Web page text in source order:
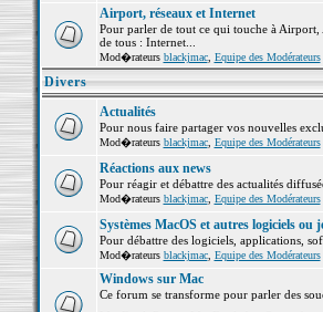
Airport, réseaux et Internet
Pour parler de tout ce qui touche à
de tous : Internet...
Mod�rateurs blackjmac, Equipe des Modérateurs
Divers
Actualités
Pour nous faire partager vos nouvelles
Mod�rateurs blackjmac, Equipe des Modérateurs
Réactions aux news
Pour réagir et débattre des actualités
Mod�rateurs blackjmac, Equipe des Modérateurs
Systèmes MacOS et autres logiciels ou
Pour débattre des logiciels, applications,
Mod�rateurs blackjmac, Equipe des Modérateurs
Windows sur Mac
Ce forum se transforme pour parler des